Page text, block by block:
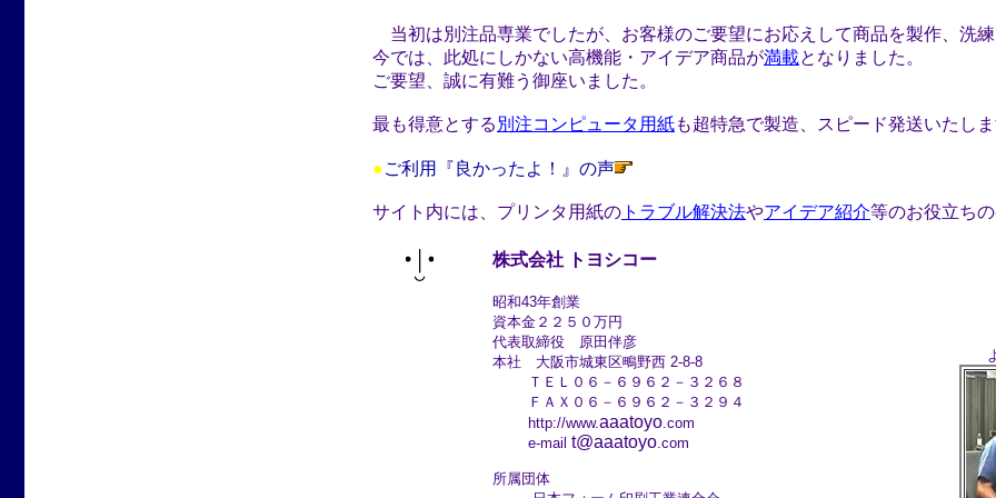
当初は別注品専業でしたが、お客様のご要望にお応えして商品を製作、洗
今では、此処にしかない高機能・アイデア商品が満載となりました。
ご要望、誠に有難う御座いました。
最も得意とする 別注コンピュータ用紙も超特急で製造、スピード発送いたし
●ご利用『良かったよ！』の声
サイト内には、プリンタ用紙の トラブル解決法やアイデア紹介等のお役立ち
株式会社 トヨシコー
昭和43年創業
資本金２２５０万円
代表取締役 原田伴彦
本社 大阪市城東区鴫野西 2-8-8
ＴＥＬ０６－６９６２－３２６８
ＦＡＸ０６－６９６２－３２９４
http://www.aaatoyo.com
e-mail t@aaatoyo.com
所属団体